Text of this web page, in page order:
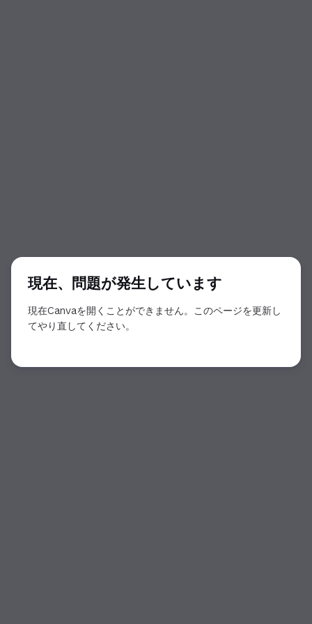
現在、問題が発生しています
現在Canvaを開くことができません。このページを更新し
てやり直してください。